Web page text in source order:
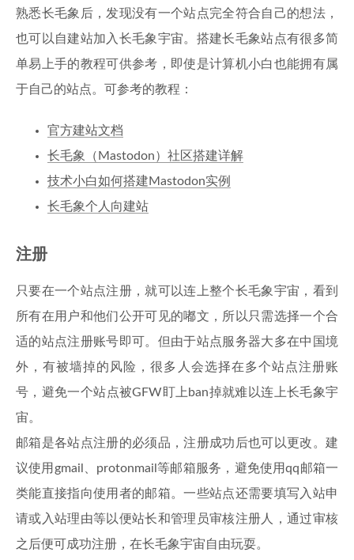
熟悉长毛象后，发现没有一个站点完全符合自己的想法，
也可以自建站加入长毛象宇宙。搭建长毛象站点有很多简
单易上手的教程可供参考，即使是计算机小白也能拥有属
于自己的站点。可参考的教程：
官方建站文档
长毛象（Mastodon）社区搭建详解
技术小白如何搭建Mastodon实例
长毛象个人向建站
注册
只要在一个站点注册，就可以连上整个长毛象宇宙，看到
所有在用户和他们公开可见的嘟文，所以只需选择一个合
适的站点注册账号即可。但由于站点服务器大多在中国境
外，有被墙掉的风险，很多人会选择在多个站点注册账
号，避免一个站点被GFW盯上ban掉就难以连上长毛象宇
宙。
邮箱是各站点注册的必须品，注册成功后也可以更改。建
议使用gmail、protonmail等邮箱服务，避免使用qq邮箱一
类能直接指向使用者的邮箱。一些站点还需要填写入站申
请或入站理由等以便站长和管理员审核注册人，通过审核
之后便可成功注册，在长毛象宇宙自由玩耍。